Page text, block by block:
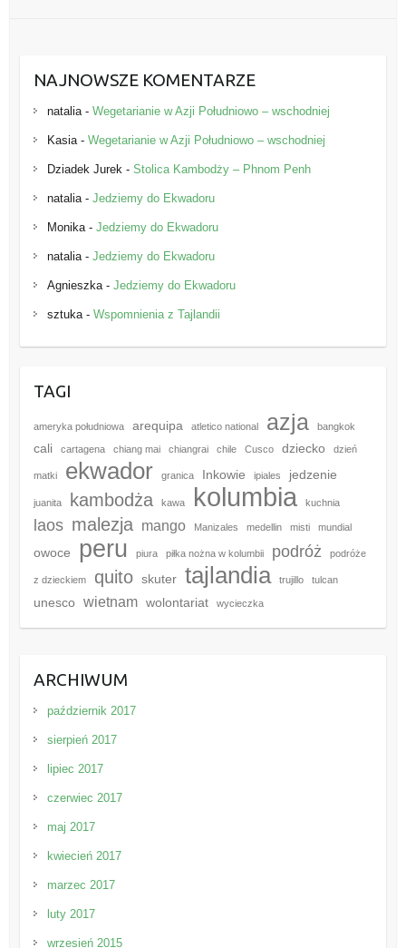
NAJNOWSZE KOMENTARZE
natalia- Wegetarianie w Azji Południowo – wschodniej
Kasia- Wegetarianie w Azji Południowo – wschodniej
Dziadek Jurek - Stolica Kambodży – Phnom Penh
natalia- Jedziemy do Ekwadoru
Monika- Jedziemy do Ekwadoru
natalia- Jedziemy do Ekwadoru
Agnieszka- Jedziemy do Ekwadoru
sztuka- Wspomnienia z Tajlandii
TAGI
ameryka południowa arequipa atletico national azja bangkok
cali cartagena chiang mai chiangrai chile Cusco dziecko dzień
matki ekwador granica Inkowie ipiales jedzenie
juanita kambodża kawa kolumbia kuchnia
laos malezja mango Manizales medellin misti mundial
owoce peru piura piłka nożna w kolumbii podróż podróże
z dzieckiem quito skuter tajlandia trujillo tulcan
unesco wietnam wolontariat wycieczka
ARCHIWUM
październik 2017
sierpień 2017
lipiec 2017
czerwiec 2017
maj 2017
kwiecień 2017
marzec 2017
luty 2017
wrzesień 2015